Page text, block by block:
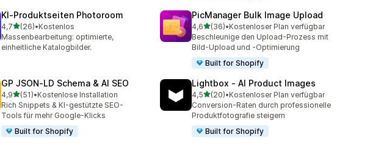
KI‑Produktseiten Photoroom
4,7von 5 Sternen
(26)
26 Rezensionen insgesamt
•Kostenlos
Massenbearbeitung: optimierte,
einheitliche Katalogbilder.
PicManager Bulk Image Upload
4,6von 5 Sternen
(36)
36 Rezensionen insgesamt
•Kostenloser Plan verfügbar
Beschleunige den Upload-Prozess mit
Bild-Upload und -Optimierung
Built for Shopify
GP JSON‑LD Schema & AI SEO
4,9von 5 Sternen
(51)
51 Rezensionen insgesamt
•Kostenlose Installation
Rich Snippets & KI-gestützte SEO-
Tools für mehr Google-Klicks
Built for Shopify
Lightbox ‑ AI Product Images
4,5von 5 Sternen
(20)
20 Rezensionen insgesamt
•Kostenloser Plan verfügbar
Conversion-Raten durch professionelle
Produktfotografie steigern
Built for Shopify